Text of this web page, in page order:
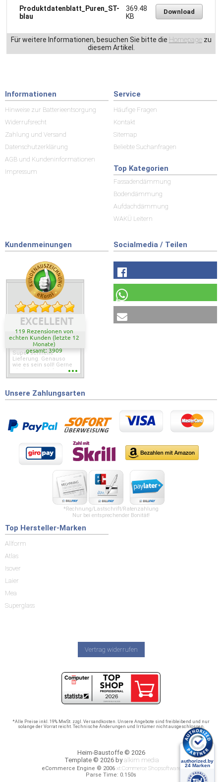
Produktdatenblatt_Puren_ST-
blau
369.48
KB
Download
Für weitere Informationen, besuchen Sie bitte die Homepagezu
diesem Artikel.
Informationen
Hinweise zur Batterieentsorgung
Widerrufsrecht
Zahlung und Versand
Datenschutzerklärung
AGB und Kundeninformationen
Impressum
Service
Häufige Fragen
Kontakt
Sitemap
Beliebte Suchanfragen
Top Kategorien
Fassadendämmung
Bodendämmung
Aufdachdämmung
WAKÜ Leitern
Kundenmeinungen
EXCELLENT
119 Rezensionen von
echten Kunden (letzte 12
Monate)
gesamt: 3909
Super schnelle
Lieferung. Genauso
wie es sein soll! Gerne
wieder wenn ich was
Socialmedia / Teilen
Unsere Zahlungsarten
*Rechnung/Lastschrift/Ratenzahlung
Nur bei entsprechender Bonität!
Top Hersteller-Marken
Allform
Atlas
Isover
Laier
Mea
Superglass
Vertrag widerrufen
*Alle Preise inkl. 19% MwSt. zzgl. Versandkosten. Unsere Angebote sind freibleibend und nur
solange der Vorrat reicht. Technische Änderungen und Irrtümer nicht ausgeschlossen.
Heim-Baustoffe © 2026
Template © 2026 byalkim media
eCommerce Engine © 2006 xt:Commerce Shopsoftware
Parse Time: 0.150s